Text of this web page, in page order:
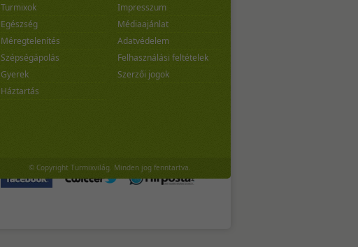
Turmixok
Egészség
Méregtelenítés
Szépségápolás
Gyerek
Háztartás
Impresszum
Médiaajánlat
Adatvédelem
Felhasználási feltételek
Szerzői jogok
© Copyright Turmixvilág. Minden jog fenntartva.